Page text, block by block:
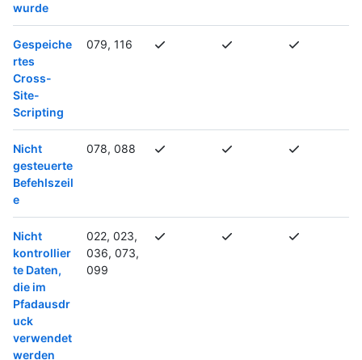
wurde
Gespeiche
rtes
Cross-
Site-
Scripting
079, 116
Nicht
gesteuerte
Befehlszeil
e
078, 088
Nicht
kontrollier
te Daten,
die im
Pfadausdr
uck
verwendet
werden
022, 023,
036, 073,
099